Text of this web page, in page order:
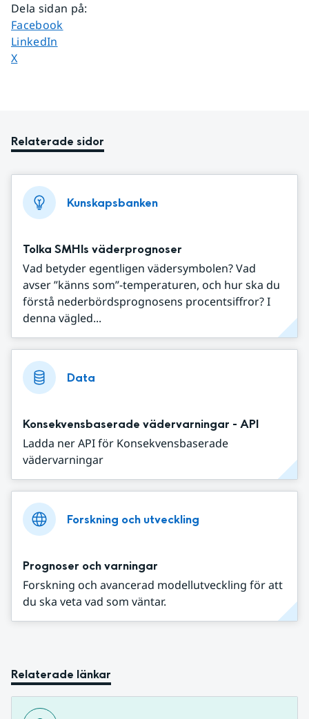
Dela sidan på:
Dela sidan på
Facebook
Dela sidan på
LinkedIn
Dela sidan på
X
Relaterade sidor
Kunskapsbanken
Tolka SMHIs väderprognoser
Vad betyder egentligen vädersymbolen? Vad
avser ”känns som”-temperaturen, och hur ska du
förstå nederbördsprognosens procentsiffror? I
denna vägled...
Data
Konsekvensbaserade vädervarningar - API
Ladda ner API för Konsekvensbaserade
vädervarningar
Forskning och utveckling
Prognoser och varningar
Forskning och avancerad modellutveckling för att
du ska veta vad som väntar.
Relaterade länkar